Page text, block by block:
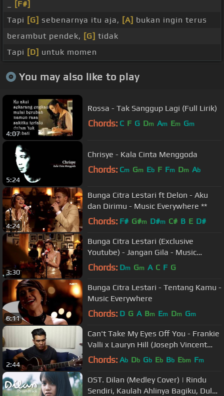
[F#]
Tapi [G] sebenarnya itu aja, [A] bukan ingin terus
berambut pendek, [G] tidak
Tapi [D] untuk momen
You may also like to play
4:07
Rossa - Tak Sanggup Lagi (Full Lirik)
Chords: C F G Dm Am Em Gm
5:24
Chrisye - Kala Cinta Menggoda
Chords: Cm Gm Eb F Fm Dm Ab
4:24
Bunga Citra Lestari ft Delon - Aku
dan Dirimu - Music Everywhere **
Chords: F# G#m D#m C# B E D#
3:30
Bunga Citra Lestari (Exclusive
Youtube) - Jangan Gila - Music
Everywhere **
Chords: Dm Gm A C F G
6:11
Bunga Citra Lestari - Tentang Kamu -
Music Everywhere
Chords: D G A Bm Em Dm Gm
2:44
Can't Take My Eyes Off You - Frankie
Valli x Lauryn Hill (Joseph Vincent
Cover)
Chords: Ab Db Gb Eb Bb Ebm Fm
OST. Dilan (Medley Cover) | Rindu
Sendiri, Kaulah Ahlinya Bagiku, Dulu